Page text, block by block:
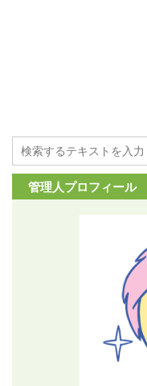
管理人プロフィール